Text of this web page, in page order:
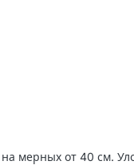
на мерных от 40 см.